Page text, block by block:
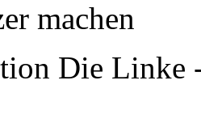
machen
Die Linke